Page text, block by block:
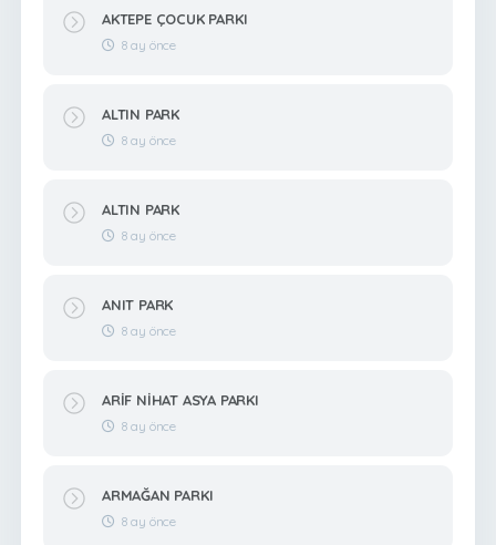
AKTEPE ÇOCUK PARKI
8 ay önce
ALTIN PARK
8 ay önce
ALTIN PARK
8 ay önce
ANIT PARK
8 ay önce
ARİF NİHAT ASYA PARKI
8 ay önce
ARMAĞAN PARKI
8 ay önce